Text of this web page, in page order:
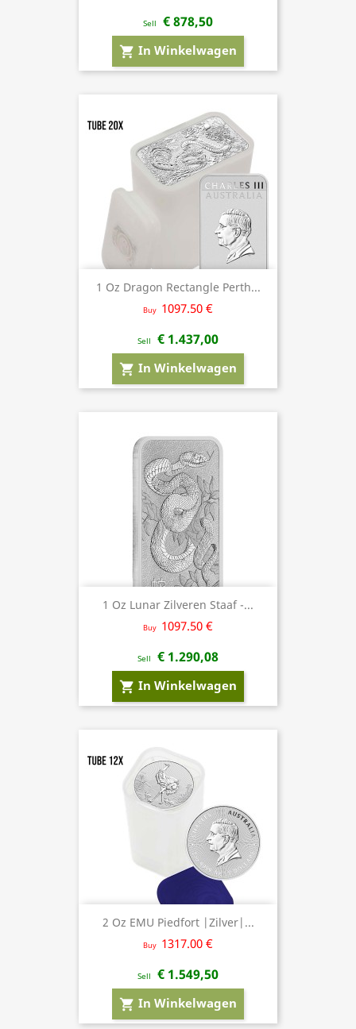
Sell € 878,50
shopping_cart In Winkelwagen
1 Oz Dragon Rectangle Perth...
Buy 1097.50 €
Sell € 1.437,00
shopping_cart In Winkelwagen
1 Oz Lunar Zilveren Staaf -...
Buy 1097.50 €
Sell € 1.290,08
shopping_cart In Winkelwagen
2 Oz EMU Piedfort |Zilver|...
Buy 1317.00 €
Sell € 1.549,50
shopping_cart In Winkelwagen